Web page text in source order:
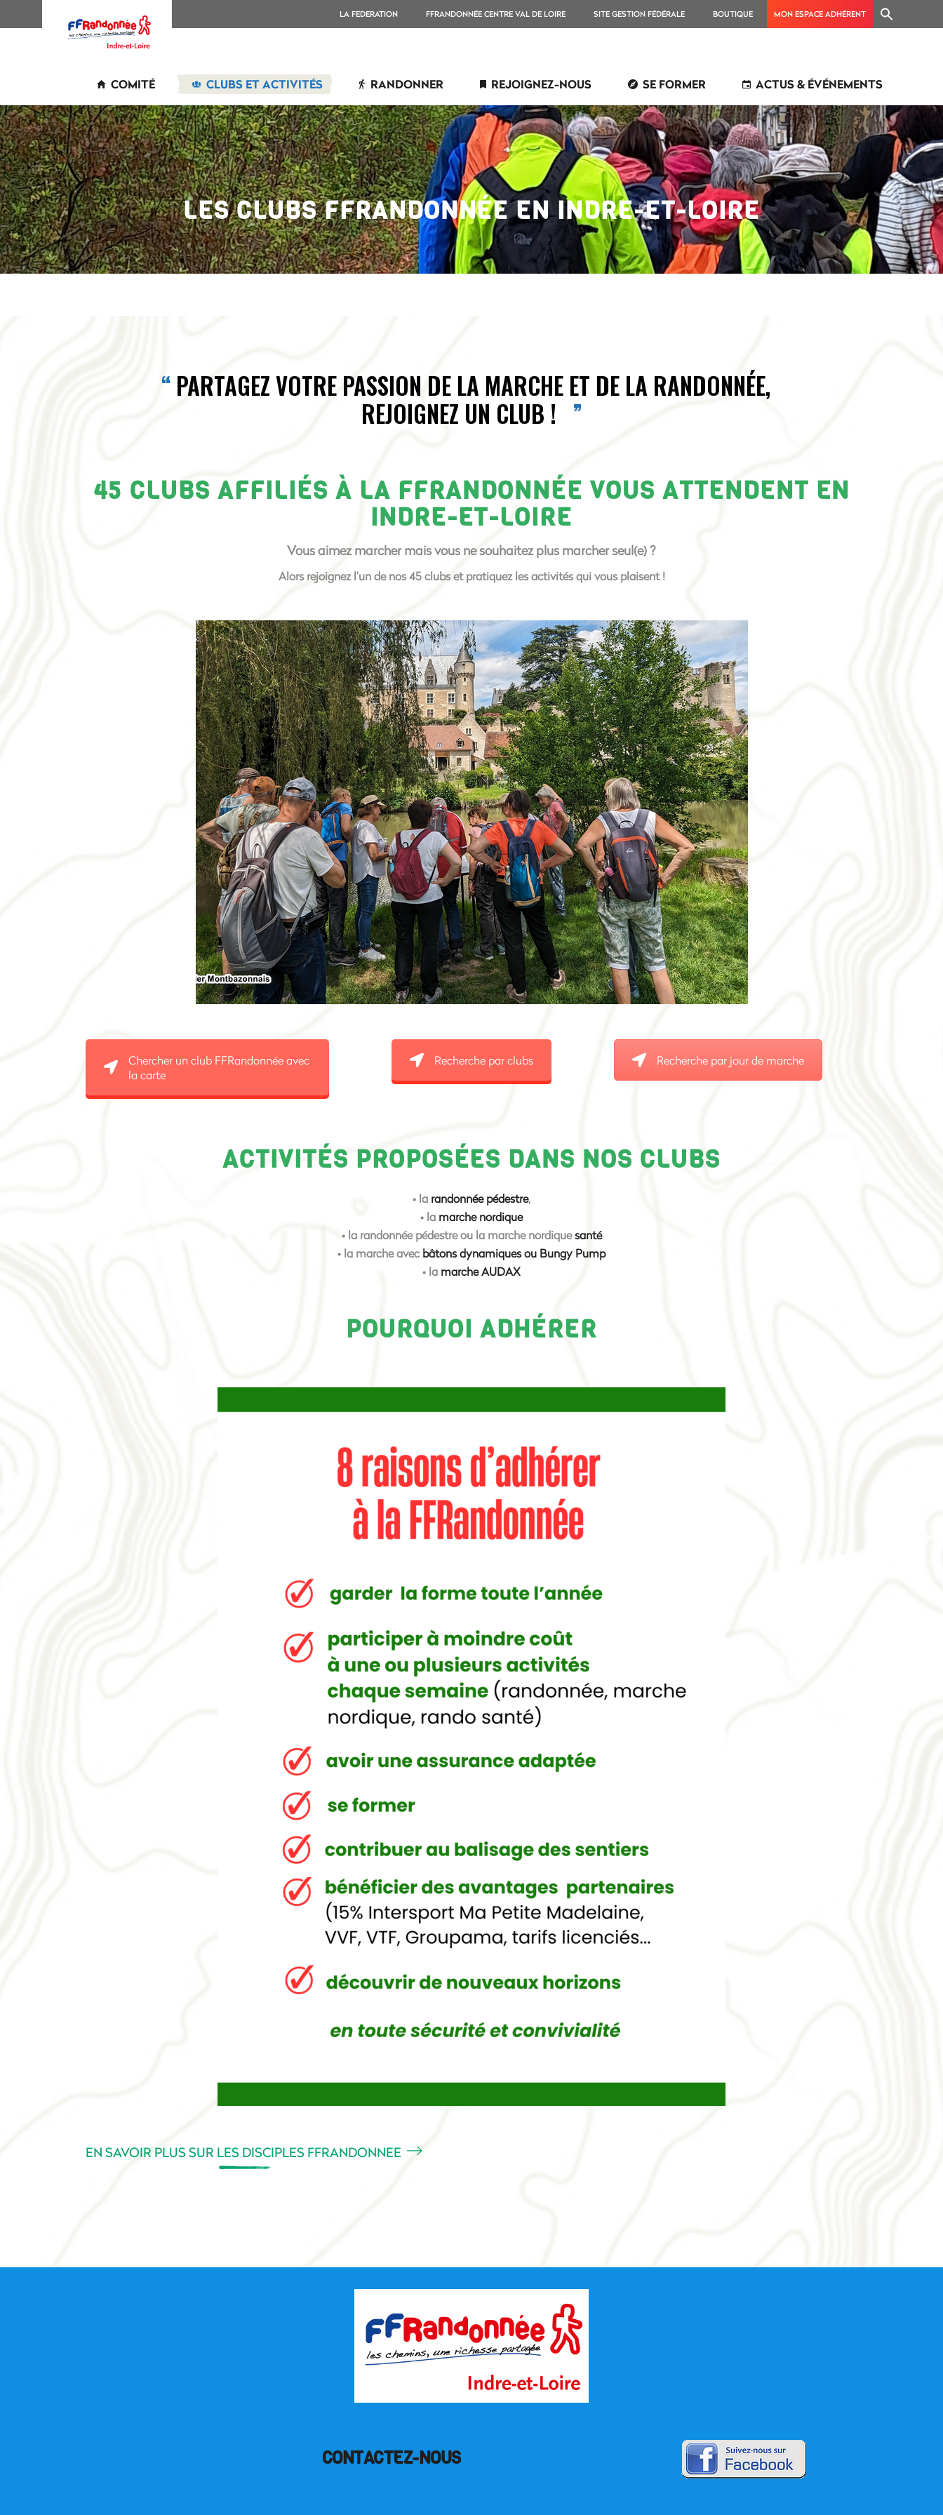
LA FEDERATION FFRANDONNÉE CENTRE VAL DE LOIRE SITE GESTION FÉDÉRALE BOUTIQUE MON ESPACE ADHÉRENT
COMITÉ CLUBS ET ACTIVITÉS RANDONNER REJOIGNEZ-NOUS SE FORMER ACTUS & ÉVÉNEMENTS
LES CLUBS FFRANDONNÉE EN INDRE-ET-LOIRE
PARTAGEZ VOTRE PASSION DE LA MARCHE ET DE LA RANDONNÉE,
REJOIGNEZ UN CLUB !
45 CLUBS AFFILIÉS À LA FFRANDONNÉE VOUS ATTENDENT EN
INDRE-ET-LOIRE
Vous aimez marcher mais vous ne souhaitez plus marcher seul(e) ?
Alors rejoignez l’un de nos 45 clubs et pratiquez les activités qui vous plaisent !
Chercher un club FFRandonnée avec
la carte
Recherche par clubs Recherche par jour de marche
ACTIVITÉS PROPOSÉES DANS NOS CLUBS
• la randonnée pédestre,
• la marche nordique
• la randonnée pédestre ou la marche nordiquesanté
• la marche avec bâtons dynamiques ou Bungy Pump
• la marche AUDAX
POURQUOI ADHÉRER
EN SAVOIR PLUS SUR LES DISCIPLES FFRANDONNEE
CONTACTEZ-NOUS